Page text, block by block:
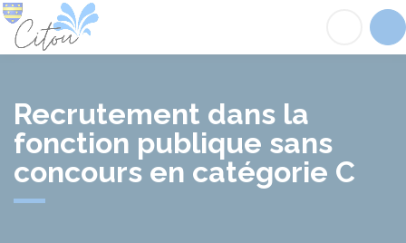
Recrutement dans la
fonction publique sans
concours en catégorie C